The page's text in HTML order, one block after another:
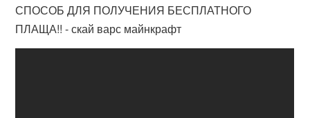
СПОСОБ ДЛЯ ПОЛУЧЕНИЯ БЕСПЛАТНОГО
ПЛАЩА!! - скай варс майнкрафт